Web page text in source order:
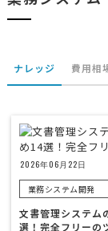
ナレッジ 費用相
2026年06月22日
業務システム開発
文書管理システム
選！完全フリーの